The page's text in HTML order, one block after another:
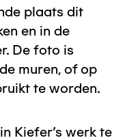
plaats dit
en in de
De foto is
muren, of op
te worden.
Kiefer's werk te